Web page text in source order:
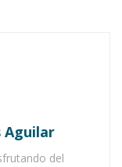
rosca y
Aguilar
del